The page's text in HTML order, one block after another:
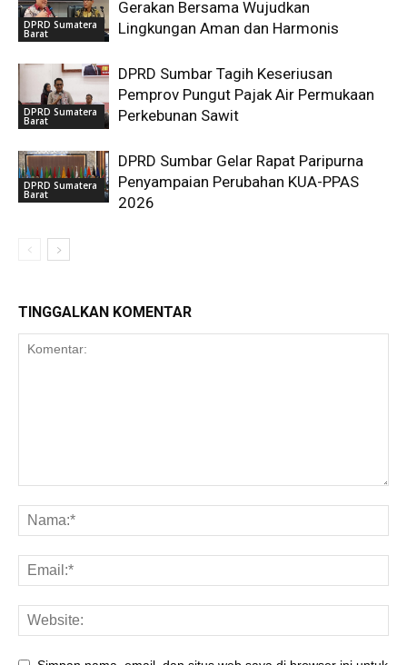
DPRD Sumatera
Barat
Gerakan Bersama Wujudkan
Lingkungan Aman dan Harmonis
DPRD Sumatera
Barat
DPRD Sumbar Tagih Keseriusan
Pemprov Pungut Pajak Air Permukaan
Perkebunan Sawit
DPRD Sumatera
Barat
DPRD Sumbar Gelar Rapat Paripurna
Penyampaian Perubahan KUA-PPAS
2026
TINGGALKAN KOMENTAR